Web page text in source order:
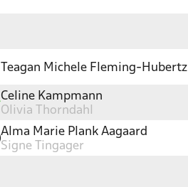
Teagan Michele Fleming-Hubertz
Celine Kampmann
Olivia Thorndahl
Alma Marie Plank Aagaard
Signe Tingager